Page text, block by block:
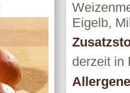
Eigelb,
derzeit in
Allergene